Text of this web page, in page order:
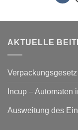
AKTUELLE
Incup – Automaten
Ausweitung des